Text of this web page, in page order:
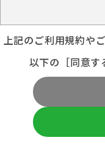
上記のご利用規約や
以下の［同意す